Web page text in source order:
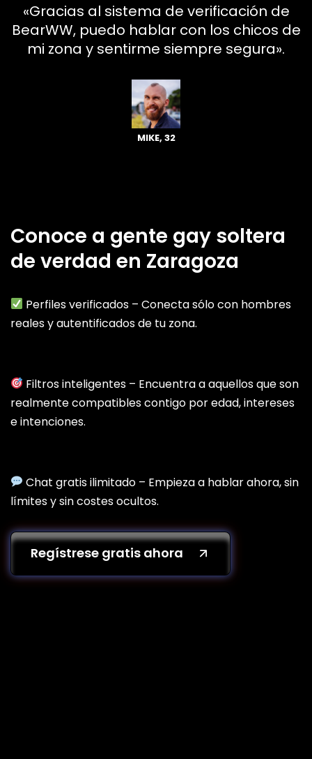
«Gracias al sistema de verificación de
BearWW, puedo hablar con los chicos de
mi zona y sentirme siempre segura».
MIKE, 32
Conoce a gente gay soltera
de verdad en Zaragoza
Perfiles verificados – Conecta sólo con hombres
reales y autentificados de tu zona.
Filtros inteligentes – Encuentra a aquellos que son
realmente compatibles contigo por edad, intereses
e intenciones.
Chat gratis ilimitado – Empieza a hablar ahora, sin
límites y sin costes ocultos.
Regístrese gratis ahora